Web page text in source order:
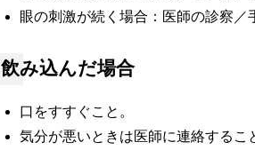
眼の刺激が続く場合：医師の診察／
飲み込んだ場合
口をすすぐこと。
気分が悪いときは医師に連絡するこ